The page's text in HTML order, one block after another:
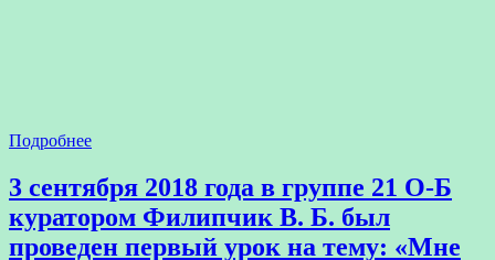
Подробнее
3 сентября 2018 года в группе 21 О-Б
куратором Филипчик В. Б. был
проведен первый урок на тему: «Мне